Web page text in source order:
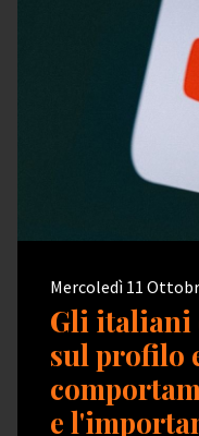
Mercoledì 11
Gli italiani
sul profilo
e